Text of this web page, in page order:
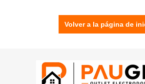
Volver a la página de